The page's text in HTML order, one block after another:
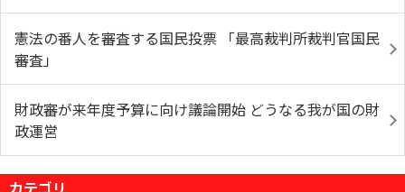
憲法の番人を審査する国民投票 「最高裁判所裁判官国民
審査」
財政審が来年度予算に向け議論開始 どうなる我が国の財
政運営
カテゴリ